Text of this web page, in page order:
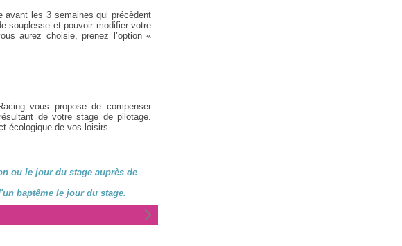
avant les 3 semaines qui précèdent
souplesse et pouvoir modifier votre
aurez choisie, prenez l’option «
vous propose de compenser
de votre stage de pilotage.
écologique de vos loisirs.
ou le jour du stage auprès de
baptême le jour du stage.